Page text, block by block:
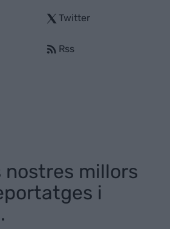
Twitter
Rss
nostres millors
i